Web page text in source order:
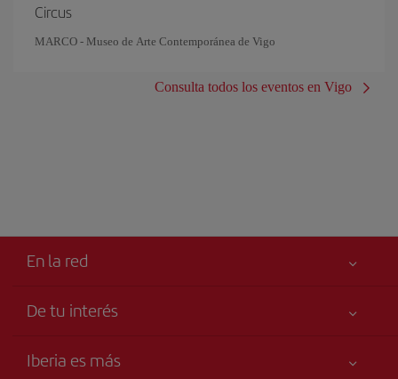
Circus
MARCO - Museo de Arte Contemporánea de Vigo
Consulta todos los eventos en Vigo
En la red
De tu interés
Accesibilidad
Iberia es más